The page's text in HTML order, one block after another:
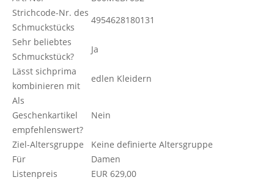
Strichcode-Nr. des
Schmuckstücks
4954628180131
Sehr beliebtes
Schmuckstück?
Ja
Lässt sichprima
kombinieren mit
edlen Kleidern
Als
Geschenkartikel
empfehlenswert?
Nein
Ziel-Altersgruppe
Keine definierte Altersgruppe
Für
Damen
Listenpreis
EUR 629,00